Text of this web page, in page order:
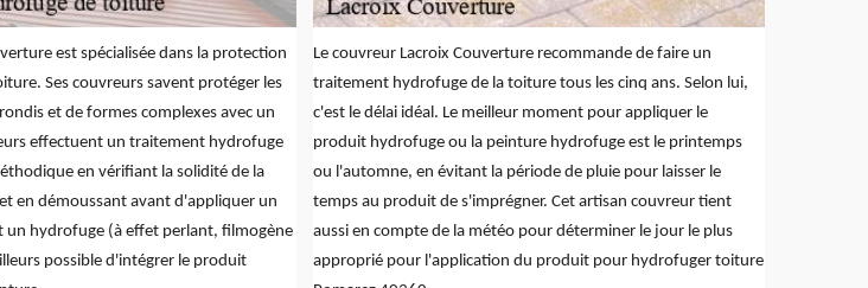
est spécialisée dans la protection
Ses couvreurs savent protéger les
et de formes complexes avec un
effectuent un traitement hydrofuge
en vérifiant la solidité de la
en démoussant avant d'appliquer un
un hydrofuge (à effet perlant, filmogène
possible d'intégrer le produit
Le couvreur Lacroix Couverture recommande de faire un
traitement hydrofuge de la toiture tous les cinq ans. Selon lui,
c'est le délai idéal. Le meilleur moment pour appliquer le
produit hydrofuge ou la peinture hydrofuge est le printemps
ou l'automne, en évitant la période de pluie pour laisser le
temps au produit de s'imprégner. Cet artisan couvreur tient
aussi en compte de la météo pour déterminer le jour le plus
approprié pour l'application du produit pour hydrofuger toiture